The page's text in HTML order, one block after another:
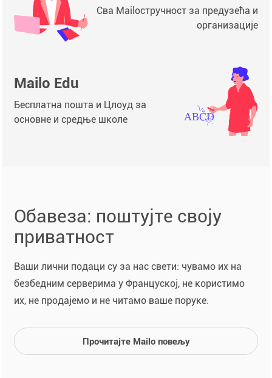
Сва Mailoстручност за предузећа и
организације
Mailo Edu
Бесплатна пошта и Цлоуд за
основне и средње школе
Обавеза: поштујте своју
приватност
Ваши лични подаци су за нас свети: чувамо их на
безбедним серверима у Француској, не користимо
их, не продајемо и не читамо ваше поруке.
Прочитајте Mailo повељу